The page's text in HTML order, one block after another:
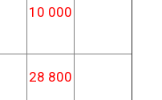
10 000
28 800